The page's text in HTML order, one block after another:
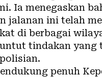
Ia menegaskan
jalanan ini telah
di berbagai
tindakan yang
penuh